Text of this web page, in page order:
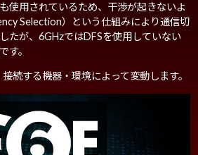
使用されているため、干渉が起きないよ
Selection）という仕組みにより通信切
たが、6GHzではDFSを使用していない
す。
続する機器・環境によって変動します。